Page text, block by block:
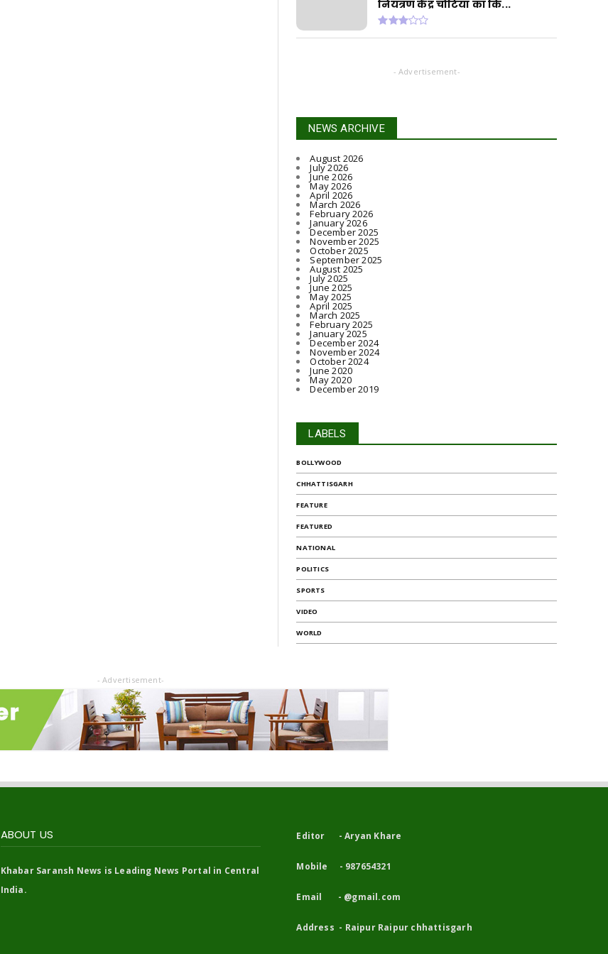
नियंत्रण केंद्र चोटिया का कि...
- Advertisement-
NEWS ARCHIVE
August 2026
July 2026
June 2026
May 2026
April 2026
March 2026
February 2026
January 2026
December 2025
November 2025
October 2025
September 2025
August 2025
July 2025
June 2025
May 2025
April 2025
March 2025
February 2025
January 2025
December 2024
November 2024
October 2024
June 2020
May 2020
December 2019
LABELS
BOLLYWOOD
CHHATTISGARH
FEATURE
FEATURED
NATIONAL
POLITICS
SPORTS
VIDEO
WORLD
- Advertisement-
ABOUT US
Khabar Saransh News is Leading News Portal in Central
India.
Editor - Aryan Khare
Mobile - 987654321
Email - @gmail.com
Address - Raipur Raipur chhattisgarh